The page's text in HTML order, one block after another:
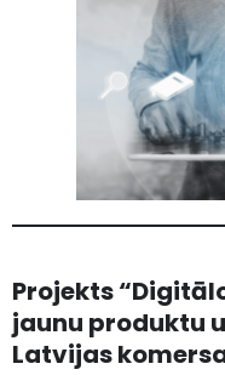
Projekts
jaunu produktu
Latvijas